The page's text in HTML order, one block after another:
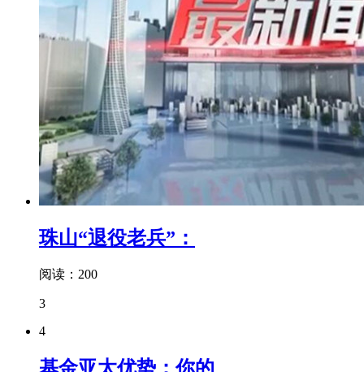
珠山“退役老兵”：
阅读：200
3
4